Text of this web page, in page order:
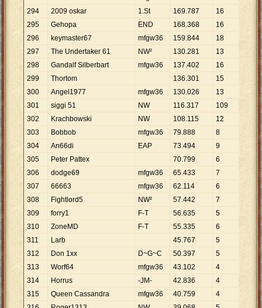
294
2009 oskar 1.St 169.787 16
295
Gehopa END 168.368 16
296
keymaster67 mfgw36 159.844 18
880
297
The Undertaker 61 NW² 130.281 13 10
298
Gandalf Silberbart mfgw36 137.402 16
588
299
Thortom 136.301 15 9. 087
300
Angel1977 mfgw36 130.026 13 10
301
siggi 51 NW 116.317 109
067
302
Krachbowski NW 108.115 12 .010
303
Bobbob mfgw36 79.888 8
986
304
An66di EAP 73.494 9 . 166
305
Peter Pattex 70.799 6 11
306
dodge69 mfgw36 65.433 7
348
307
66663 mfgw36 62.114 6
308
Fightlord5 NW² 57.442 7
206
309
forry1 F-T 56.635 5
310
ZoneMD F-T 55.335 6 9
223
311
Larb 45.767 5
312
Don 1xx D~G~C 50.397 5 10
313
Worf64 mfgw36 43.102 4 10
314
Horrus -JM- 42.836 4
315
Queen Cassandra mfgw36 40.759 4 10